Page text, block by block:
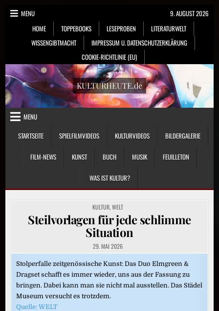
Skip
MENU
HOME
TOPPEBOOKS LESEPROBEN
LITERATURWELT
WISSENGIBTMACHT
IMPRESSUM U. DATENSCHUTZERKLÄRUNG
COOKIE-RICHTLINIE (EU)
9. AUGUST 2026
KULTURHEUTE.de
MENU
STARTSEITE
SPIELFILMVIDEOS KULTURVIDEOS BILDERGALERIE
FILM-NEWS KUNST BUCH MUSIK FEUILLETON
WAS IST KULTUR?
POSTED
IN
KULTUR,WELT
Steilvorlagen für jede schlimme
Situation
29. MAI 2026
Stolperfalle zeitgenössische Kunst: Das Duo Elmgreen &
Dragset schafft es immer wieder, uns aus der Fassung zu
bringen. Dabei kann man sie nicht mal ausstellen. Das Städel
Museum versucht es trotzdem.
Quelle: WELT